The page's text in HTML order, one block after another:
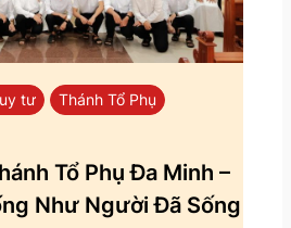
tư
Thánh Tổ Phụ
Tổ Phụ Đa Minh –
Như Người Đã Sống